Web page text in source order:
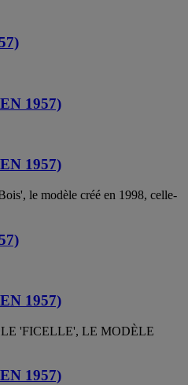
1957)
1957)
le modèle créé en 1998, celle-
1957)
'FICELLE', LE MODÈLE
1957)